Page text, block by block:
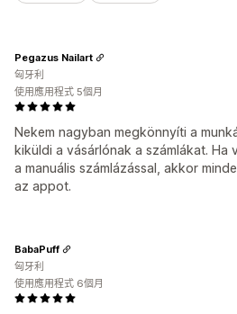
Nekem nagyban megkönnyíti a
kiküldi a vásárlónak a számlákat. Ha
a manuális számlázással, akkor
az appot.
Pegazus Nailart
匈牙利
使用應用程式 5個月
BabaPuff
匈牙利
使用應用程式 6個月